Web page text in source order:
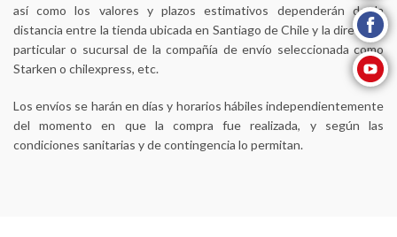
así como los valores y plazos estimativos dependerán de la
distancia entre la tienda ubicada en Santiago de Chile y la dirección
particular o sucursal de la compañía de envío seleccionada como
Starken o chilexpress, etc.
Los envíos se harán en días y horarios hábiles independientemente
del momento en que la compra fue realizada, y según las
condiciones sanitarias y de contingencia lo permitan.
facebook